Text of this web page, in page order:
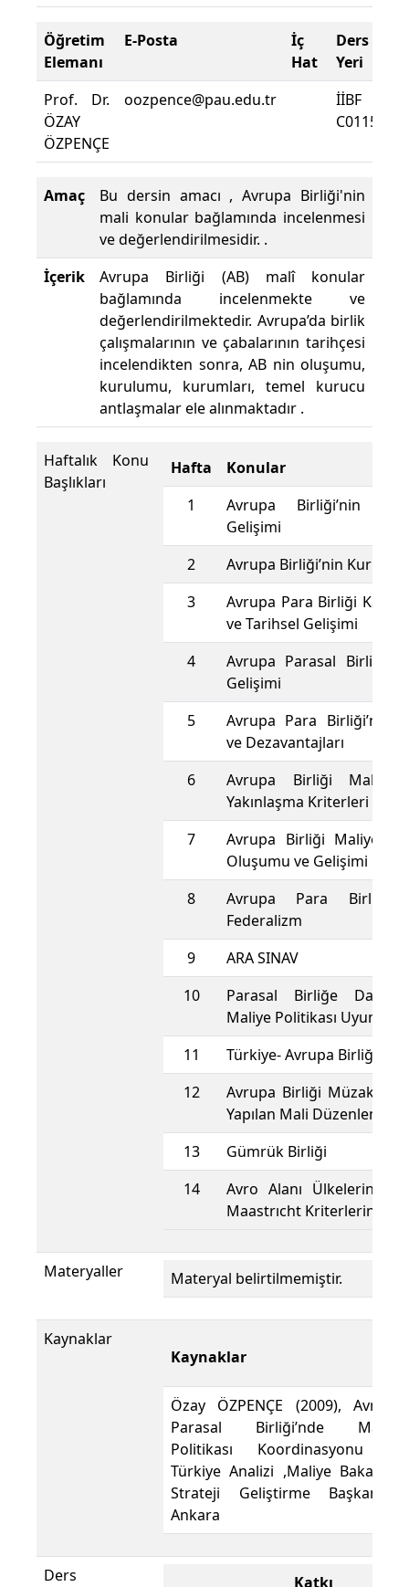
Öğretim
Elemanı
E-Posta
İç
Hat
Ders
Yeri
Prof. Dr.
ÖZAY
ÖZPENÇE
oozpence@pau.edu.tr
İİBF
C0115
Amaç
Bu dersin amacı , Avrupa Birliği'nin
mali konular bağlamında incelenmesi
ve değerlendirilmesidir. .
İçerik
Avrupa Birliği (AB) malî konular
bağlamında incelenmekte ve
değerlendirilmektedir. Avrupa’da birlik
çalışmalarının ve çabalarının tarihçesi
incelendikten sonra, AB nin oluşumu,
kurulumu, kurumları, temel kurucu
antlaşmalar ele alınmaktadır .
Haftalık Konu
Başlıkları
Hafta
Konular
1
Avrupa Birliği’nin
Gelişimi
2
Avrupa Birliği’nin Kurumsal
3
Avrupa Para Birliği
ve Tarihsel Gelişimi
4
Avrupa Parasal
Gelişimi
5
Avrupa Para Birliği’nin
ve Dezavantajları
6
Avrupa Birliği Maliye
Yakınlaşma Kriterleri
7
Avrupa Birliği Maliye
Oluşumu ve Gelişimi
8
Avrupa Para Birliği
Federalizm
9
ARA SINAV
10
Parasal Birliğe Dahil
Maliye Politikası
11
Türkiye- Avrupa Birliği
12
Avrupa Birliği Müzakere
Yapılan Mali Düzenlemeler
13
Gümrük Birliği
14
Avro Alanı Ülkelerinin
Maastrıcht Kriterlerine
Materyaller Materyal belirtilmemiştir.
Kaynaklar
Kaynaklar
Özay ÖZPENÇE (2009), Avrupa
Parasal Birliği’nde Maliye
Politikası Koordinasyonu ve
Türkiye Analizi ,Maliye Bakanlığı
Strateji Geliştirme Başkanlığı,
Ankara
Ders
Katkı